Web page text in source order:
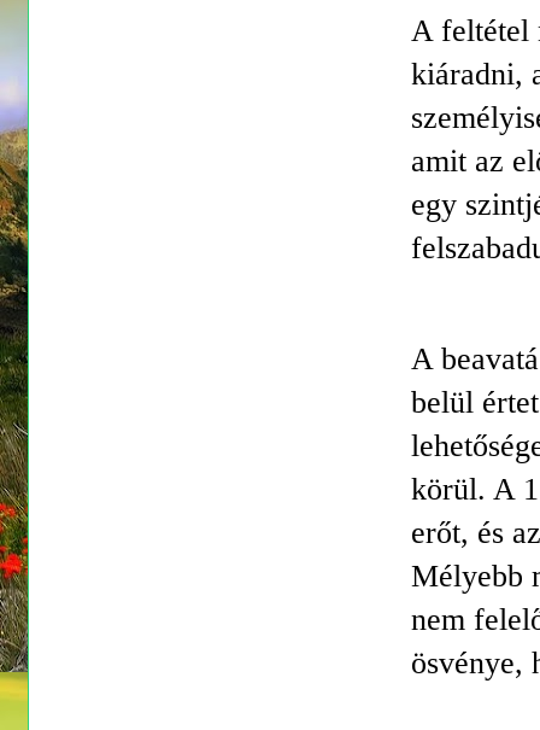
A feltétel
kiáradni,
amit az
egy
A
belül
körül. A
erőt, és
Mélyebb
nem
ösvénye,